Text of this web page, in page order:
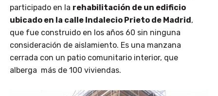
participado en la rehabilitación de un edificio
ubicado en la calle Indalecio Prieto de Madrid,
que fue construido en los años 60 sin ninguna
consideración de aislamiento. Es una manzana
cerrada con un patio comunitario interior, que
alberga más de 100 viviendas.